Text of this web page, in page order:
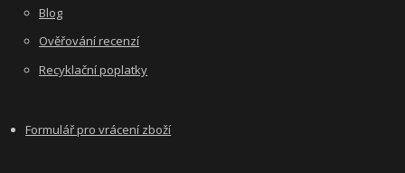
Blog
Ověřování recenzí
Recyklační poplatky
Formulář pro vrácení zboží